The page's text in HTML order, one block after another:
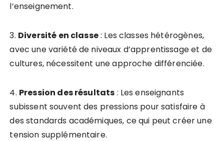
l’enseignement.
3. Diversité en classe: Les classes hétérogènes,
avec une variété de niveaux d’apprentissage et de
cultures, nécessitent une approche différenciée.
4. Pression desrésultats : Les enseignants
subissent souvent des pressions pour satisfaire à
des standards académiques, ce qui peut créer une
tension supplémentaire.